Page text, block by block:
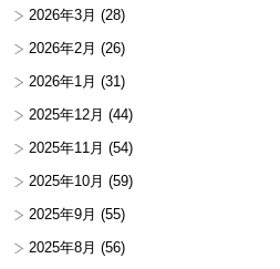
2026年3月 (28)
2026年2月 (26)
2026年1月 (31)
2025年12月 (44)
2025年11月 (54)
2025年10月 (59)
2025年9月 (55)
2025年8月 (56)